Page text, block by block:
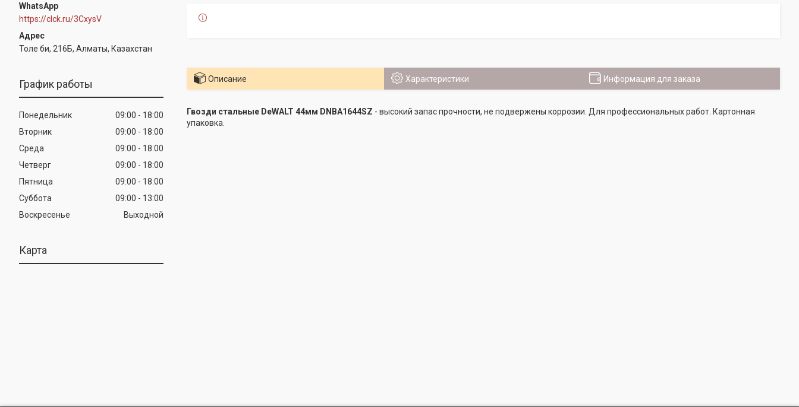
WhatsApp
https://clck.ru/3CxysV
Толе би, 216Б, Алматы, Казахстан
График работы
Понедельник 09:00
18:00
Вторник
09:00
18:00
Среда
09:00
18:00
Четверг
09:00
18:00
Пятница
09:00
18:00
Суббота
09:00
13:00
Воскресенье
Выходной
Карта
Описание Характеристики Информация для заказа
Гвозди стальные DeWALT 44мм DNBA1644SZ - высокий запас прочности, не подвержены коррозии. Для профессиональных работ. Картонная
упаковка.